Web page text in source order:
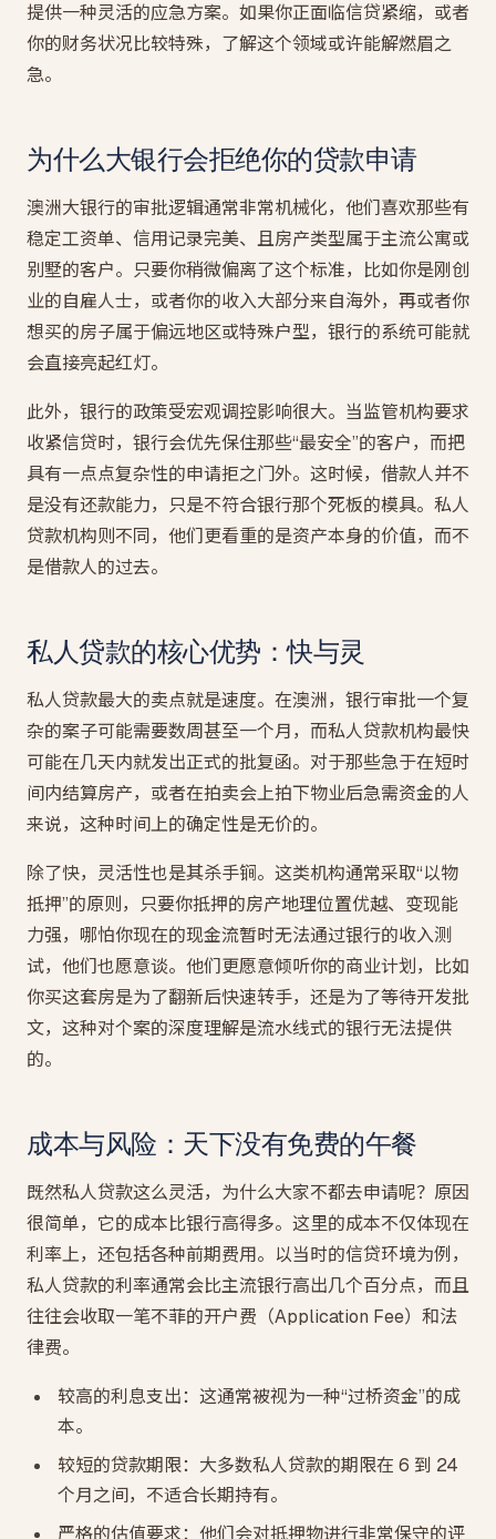
提供一种灵活的应急方案。如果你正面临信贷紧缩，或者
你的财务状况比较特殊，了解这个领域或许能解燃眉之
急。
为什么大银行会拒绝你的贷款申请
澳洲大银行的审批逻辑通常非常机械化，他们喜欢那些有
稳定工资单、信用记录完美、且房产类型属于主流公寓或
别墅的客户。只要你稍微偏离了这个标准，比如你是刚创
业的自雇人士，或者你的收入大部分来自海外，再或者你
想买的房子属于偏远地区或特殊户型，银行的系统可能就
会直接亮起红灯。
此外，银行的政策受宏观调控影响很大。当监管机构要求
收紧信贷时，银行会优先保住那些“最安全”的客户，而把
具有一点点复杂性的申请拒之门外。这时候，借款人并不
是没有还款能力，只是不符合银行那个死板的模具。私人
贷款机构则不同，他们更看重的是资产本身的价值，而不
是借款人的过去。
私人贷款的核心优势：快与灵
私人贷款最大的卖点就是速度。在澳洲，银行审批一个复
杂的案子可能需要数周甚至一个月，而私人贷款机构最快
可能在几天内就发出正式的批复函。对于那些急于在短时
间内结算房产，或者在拍卖会上拍下物业后急需资金的人
来说，这种时间上的确定性是无价的。
除了快，灵活性也是其杀手锏。这类机构通常采取“以物
抵押”的原则，只要你抵押的房产地理位置优越、变现能
力强，哪怕你现在的现金流暂时无法通过银行的收入测
试，他们也愿意谈。他们更愿意倾听你的商业计划，比如
你买这套房是为了翻新后快速转手，还是为了等待开发批
文，这种对个案的深度理解是流水线式的银行无法提供
的。
成本与风险：天下没有免费的午餐
既然私人贷款这么灵活，为什么大家不都去申请呢？原因
很简单，它的成本比银行高得多。这里的成本不仅体现在
利率上，还包括各种前期费用。以当时的信贷环境为例，
私人贷款的利率通常会比主流银行高出几个百分点，而且
往往会收取一笔不菲的开户费（Application Fee）和法
律费。
较高的利息支出：这通常被视为一种“过桥资金”的成
本。
较短的贷款期限：大多数私人贷款的期限在 6 到 24
个月之间，不适合长期持有。
严格的估值要求：他们会对抵押物进行非常保守的评